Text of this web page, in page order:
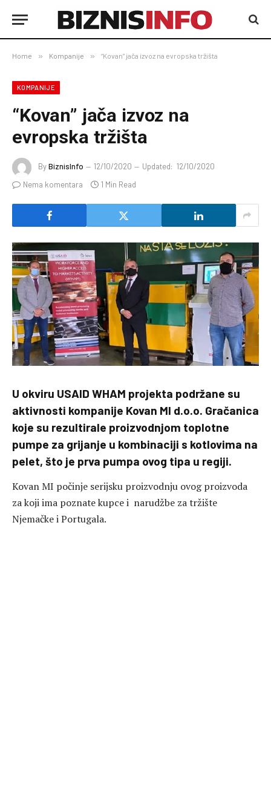
Home » Kompanije » “Kovan” jača izvoz na evropska tržišta
KOMPANIJE
“Kovan” jača izvoz na
evropska tržišta
ByBiznisInfo 12/10/2020 Updated: 12/10/2020
Nema komentara
1 Min Read
U okviru USAID WHAM projekta podržane su
aktivnosti kompanije Kovan MI d.o.o. Gračanica
koje su rezultirale proizvodnjom toplotne
pumpe za grijanje u kombinaciji s kotlovima na
pelet, što je prva pumpa ovog tipa u regiji.
Kovan MI počinje serijsku proizvodnju ovog proizvoda
za koji ima poznate kupce i narudžbe za tržište
Njemačke i Portugala.